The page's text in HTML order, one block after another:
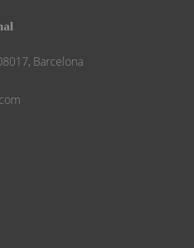
Barcelona